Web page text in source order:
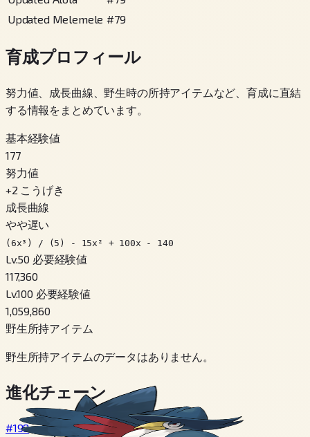
Updated Melemele #79
育成プロフィール
努力値、成長曲線、野生時の所持アイテムなど、育成に直結
する情報をまとめています。
基本経験値
177
努力値
+2 こうげき
成長曲線
やや遅い
(6x³) / (5) - 15x² + 100x - 140
Lv.50 必要経験値
117,360
Lv.100 必要経験値
1,059,860
野生所持アイテム
野生所持アイテムのデータはありません。
進化チェーン
#198